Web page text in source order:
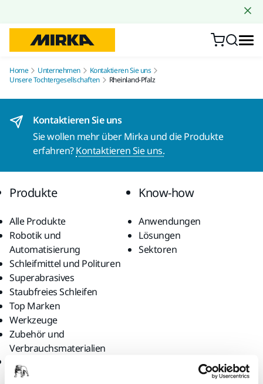
Home Unternehmen
Kontaktieren Sie uns
Unsere Tochtergesellschaften
Rheinland-Pfalz
Kontaktieren Sie uns
Sie wollen mehr über Mirka und die Produkte
erfahren?Kontaktieren Sie uns.
Produkte
Alle Produkte
Robotik und
Automatisierung
Schleifmittel und Polituren
Superabrasives
Staubfreies Schleifen
Top Marken
Werkzeuge
Zubehör und
Verbrauchsmaterialien
Know-how
Anwendungen
Lösungen
Sektoren
Support Unternehmen